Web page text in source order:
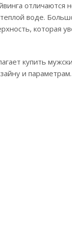
отличаются
воде.
которая
купить
и параметрам.